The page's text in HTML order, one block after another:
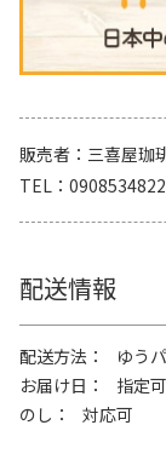
販売者
三喜屋珈
TEL
配送情報
配送方法
ゆう
お届け日
指定可
のし
対応可